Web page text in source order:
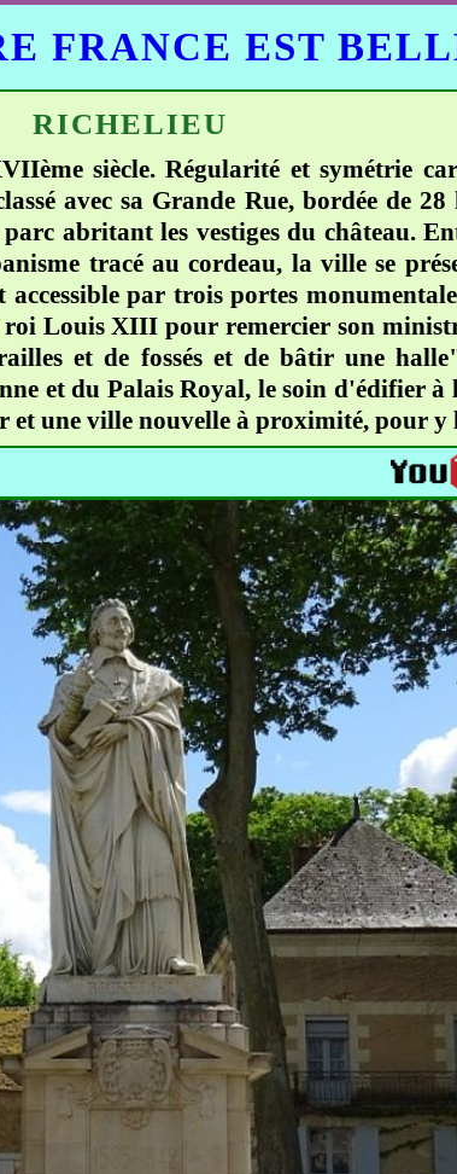
FRANCE EST
RICHELIEU
siècle. Régularité et symétrie
avec sa Grande Rue, bordée de
abritant les vestiges du château.
tracé au cordeau, la ville se
par trois portes
roi Louis XIII pour remercier son
et de fossés et de bâtir une
et du Palais Royal, le soin d'édifier à
et une ville nouvelle à proximité, pour y